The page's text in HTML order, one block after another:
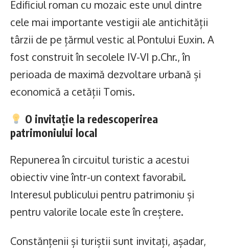
Edificiul roman cu mozaic este unul dintre
cele mai importante vestigii ale antichității
târzii de pe țărmul vestic al Pontului Euxin. A
fost construit în secolele IV-VI p.Chr., în
perioada de maximă dezvoltare urbană și
economică a cetății Tomis.
O invitație la redescoperirea
patrimoniului local
Repunerea în circuitul turistic a acestui
obiectiv vine într-un context favorabil.
Interesul publicului pentru patrimoniu și
pentru valorile locale este în creștere.
Constănțenii și turiștii sunt invitați, așadar,